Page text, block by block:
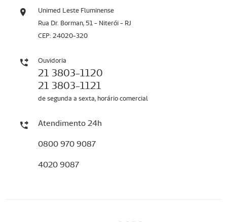
Unimed Leste Fluminense
Rua Dr. Borman, 51 - Niterói - RJ
CEP: 24020-320
Ouvidoria
21 3803-1120
21 3803-1121
de segunda a sexta, horário comercial
Atendimento 24h
0800 970 9087
4020 9087